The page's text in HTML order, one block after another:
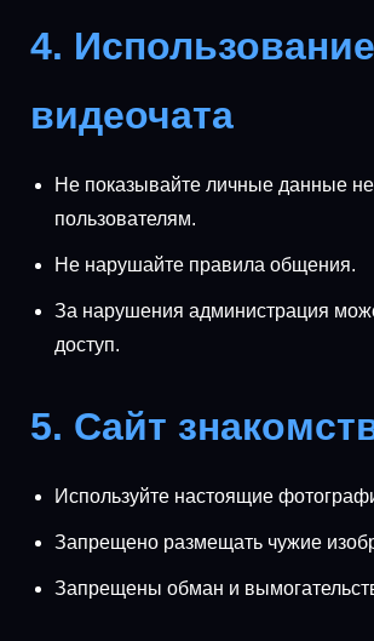
4. Использование
видеочата
Не показывайте личные данные
пользователям.
Не нарушайте правила общения.
За нарушения администрация
доступ.
5. Сайт
Используйте настоящие
Запрещено размещать чужие
Запрещены обман и